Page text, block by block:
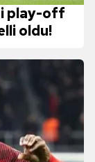
play-off
oldu!